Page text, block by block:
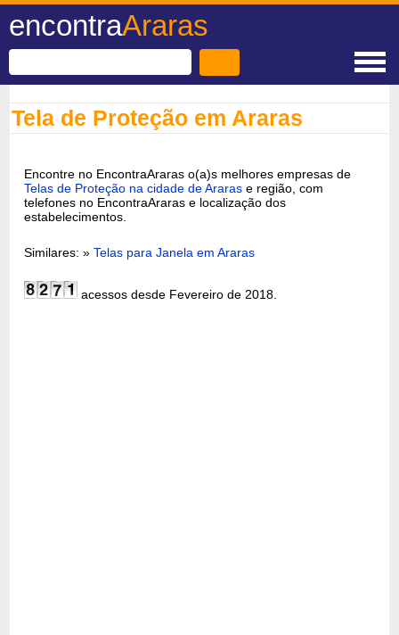
encontraAraras
Tela de Proteção em Araras
Encontre no EncontraAraras o(a)s melhores empresas de
Telas de Proteção na cidade de Araras e região, com
telefones no EncontraAraras e localização dos
estabelecimentos.
Similares: »Telas para Janela em Araras
acessos desde Fevereiro de 2018.